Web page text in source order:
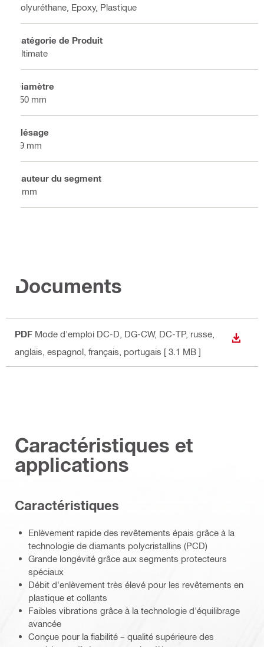
Polyuréthane, Epoxy, Plastique
Catégorie de Produit
Ultimate
Diamètre
150 mm
Alésage
19 mm
Hauteur du segment
5 mm
Documents
PDF Mode d'emploi DC-D, DG-CW, DC-TP , russe,
anglais, espagnol, français, portugais [ 3.1 MB ]
Caractéristiques et
applications
Caractéristiques
Enlèvement rapide des revêtements épais grâce à la
technologie de diamants polycristallins (PCD)
Grande longévité grâce aux segments protecteurs
spéciaux
Débit d'enlèvement très élevé pour les revêtements en
plastique et collants
Faibles vibrations grâce à la technologie d'équilibrage
avancée
Conçue pour la fiabilité – qualité supérieure des